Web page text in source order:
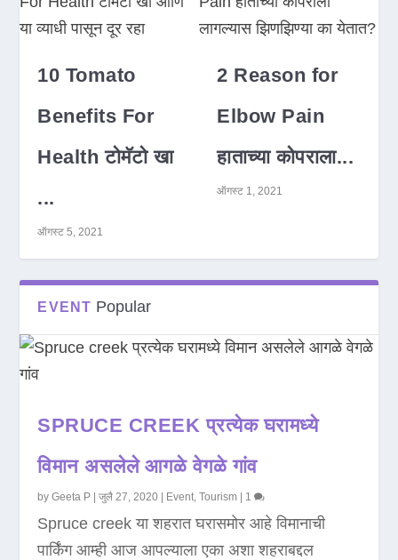
10 Tomato
Benefits For
Health टोमॅटो खा
...
ऑगस्ट 5, 2021
2 Reason for
Elbow Pain
हाताच्या कोपराला...
ऑगस्ट 1, 2021
EVENT Popular
SPRUCE CREEK प्रत्येक घरामध्ये
विमान असलेले आगळे वेगळे गांव
byGeeta P |जुलै 27, 2020 Event,Tourism 1
Spruce creek या शहरात घरासमोर आहे विमानाची
पार्किंग आम्ही आज आपल्याला एका अशा शहराबद्दल